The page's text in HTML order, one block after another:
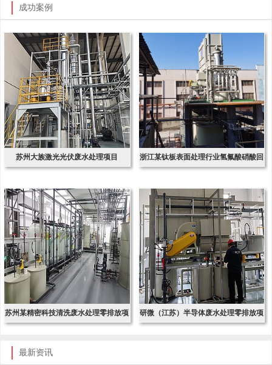
成功案例
苏州大族激光光伏废水处理项目 浙江某钛板表面处理行业氢氟酸硝酸回
苏州某精密科技清洗废水处理零排放项 研微（江苏）半导体废水处理零排放项
最新资讯